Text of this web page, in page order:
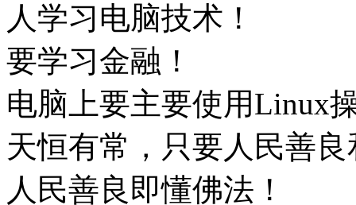
人学习电脑技术！
要学习金融！
电脑上要主要使用Linux
天恒有常，只要人民善
人民善良即懂佛法！